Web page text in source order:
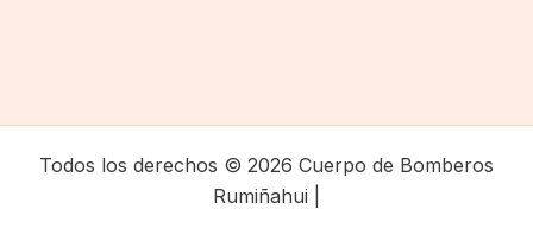
Todos los derechos © 2026 Cuerpo de Bomberos
Rumiñahui |